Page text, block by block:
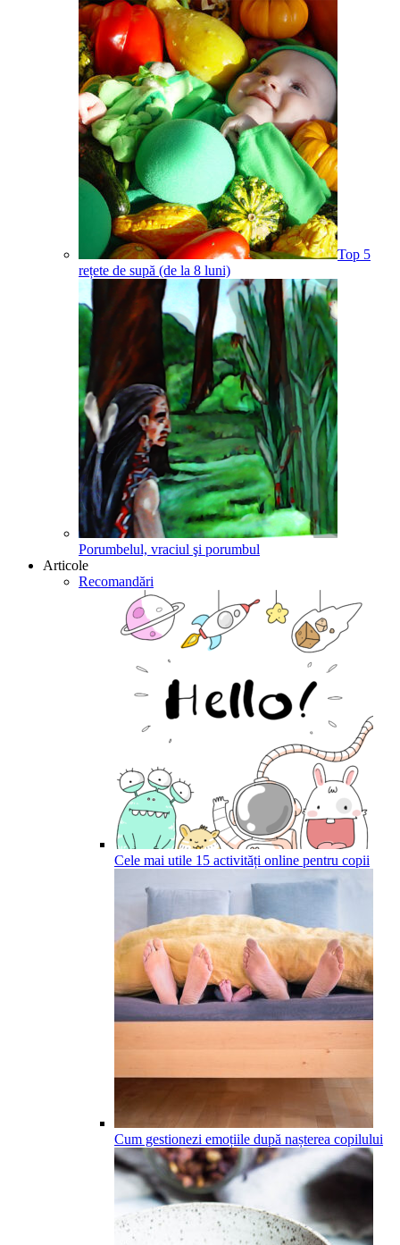
Top 5
rețete de supă (de la 8 luni)
Porumbelul, vraciul şi porumbul
Articole
Recomandări
Cele mai utile 15 activități online pentru copii
Cum gestionezi emoțiile după nașterea copilului